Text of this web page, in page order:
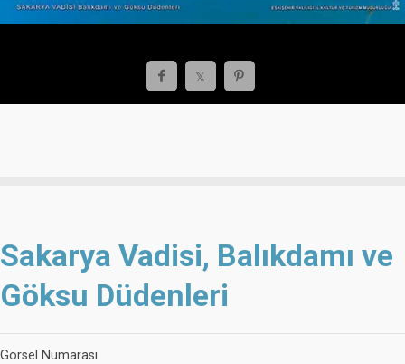
Sakarya Vadisi, Balıkdamı ve
Göksu Düdenleri
Görsel Numarası